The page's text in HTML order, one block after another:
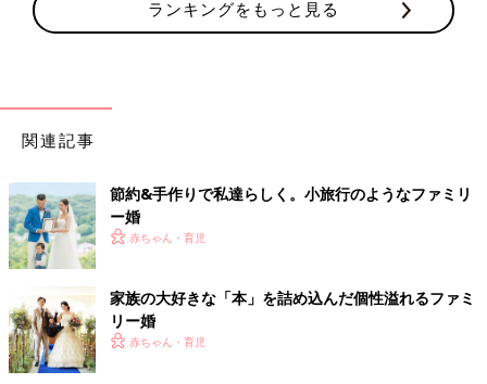
ランキングをもっと見る
関連記事
節約&手作りで私達らしく。小旅行のようなファミリ
ー婚
赤ちゃん・育児
家族の大好きな「本」を詰め込んだ個性溢れるファミ
リー婚
赤ちゃん・育児